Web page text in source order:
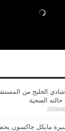
الخليج من
الصحية
2026/
مايكل جاكسون